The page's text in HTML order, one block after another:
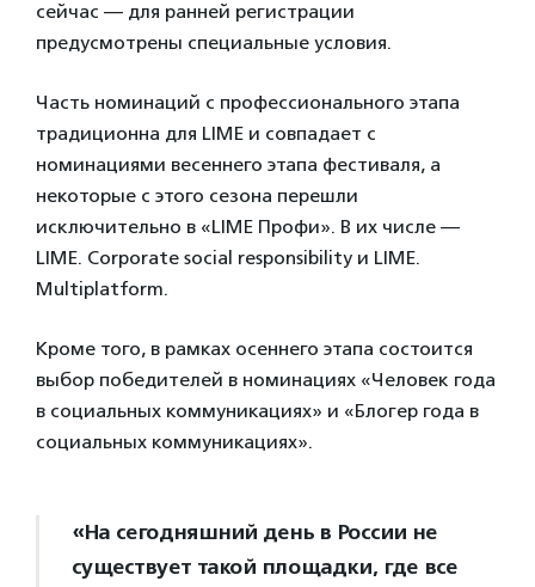
сейчас — для ранней регистрации
предусмотрены специальные условия.
Часть номинаций с профессионального этапа
традиционна для LIME и совпадает с
номинациями весеннего этапа фестиваля, а
некоторые с этого сезона перешли
исключительно в «LIME Профи». В их числе —
LIME. Corporate social responsibility и LIME.
Multiplatform.
Кроме того, в рамках осеннего этапа состоится
выбор победителей в номинациях «Человек года
в социальных коммуникациях» и «Блогер года в
социальных коммуникациях».
«На сегодняшний день в России не
существует такой площадки, где все